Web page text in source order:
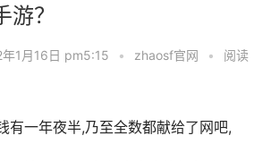
？
1月16日 pm5:15 • zhaosf官网 •
阅读
有一年夜半,乃至全数都献给了网吧,